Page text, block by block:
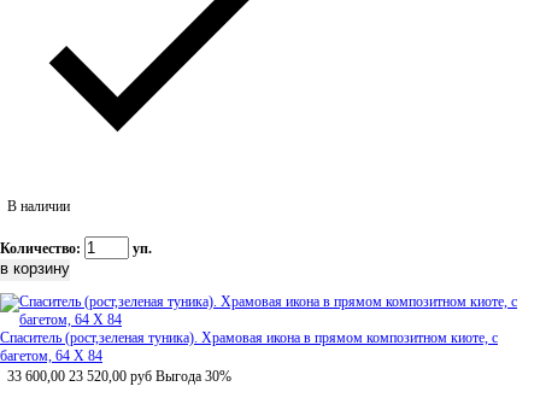
В наличии
Количество: уп.
Спаситель (рост,зеленая туника). Храмовая икона в прямом композитном киоте, с
багетом, 64 Х 84
33 600,00 23 520,00 руб Выгода 30%